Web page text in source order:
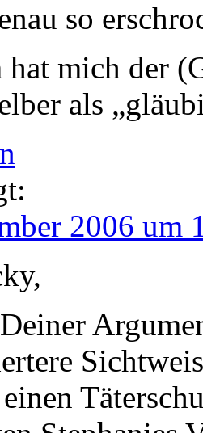
so
hat mich der
als
2006 um
einen